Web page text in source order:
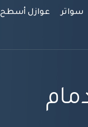
سواتر عوازل أسطح